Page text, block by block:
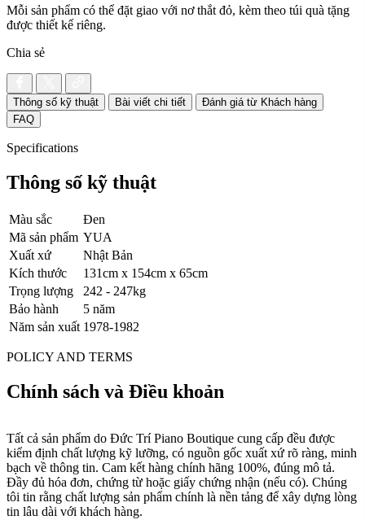
Mỗi sản phẩm có thể đặt giao với nơ thắt đỏ, kèm theo túi quà tặng
được thiết kế riêng.
Chia sẻ
Thông số kỹ thuật Bài viết chi tiết
Đánh giá từ Khách hàng
FAQ
Specifications
Thông số kỹ thuật
Màu sắc
Đen
Mã sản phẩm YUA
Xuất xứ
Nhật Bản
Kích thước
131cm x 154cm x 65cm
Trọng lượng
242 - 247kg
Bảo hành
5 năm
Năm sản xuất 1978-1982
POLICY AND TERMS
Chính sách và Điều khoản
Đức Trí Piano Boutique cam kết bảo mật tuyệt đối thông tin khách
hàng. Mọi dữ liệu cá nhân (họ tên, số điện thoại, địa chỉ, email…)
chỉ phục vụ cho mục đích giao dịch và chăm sóc khách hàng.
Chúng tôi không chia sẻ, mua bán hay tiết lộ thông tin cho bên thứ
ba, trừ khi có yêu cầu hợp pháp từ cơ quan chức năng. Hệ thống
thanh toán và dữ liệu được mã hóa để đảm bảo an toàn. Khách hàng